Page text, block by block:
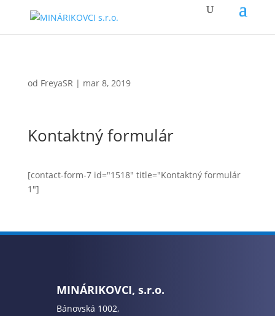
od FreyaSR | mar 8, 2019
Kontaktný formulár
[contact-form-7 id="1518" title="Kontaktný formulár
1"]
MINÁRIKOVCI, s.r.o.
Bánovská 1002,